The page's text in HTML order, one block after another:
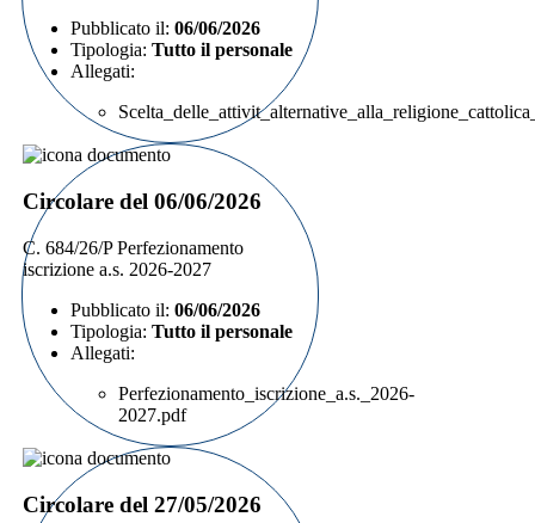
Pubblicato il: 06/06/2026
Tipologia: Tutto il personale
Allegati:
Circolare del 06/06/2026
C. 684/26/P Perfezionamento
iscrizione a.s. 2026-2027
Pubblicato il: 06/06/2026
Tipologia: Tutto il personale
Allegati:
Perfezionamento_iscrizione_a.s._2026-
2027.pdf
Circolare del 27/05/2026